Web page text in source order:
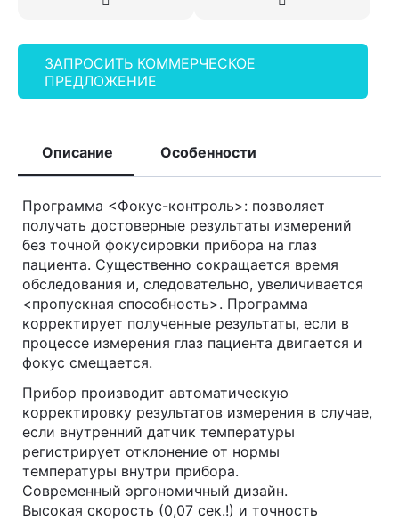
ЗАПРОСИТЬ КОММЕРЧЕСКОЕ
ПРЕДЛОЖЕНИЕ
Описание Особенности
Программа <Фокус-контроль>: позволяет
получать достоверные результаты измерений
без точной фокусировки прибора на глаз
пациента. Существенно сокращается время
обследования и, следовательно, увеличивается
<пропускная способность>. Программа
корректирует полученные результаты, если в
процессе измерения глаз пациента двигается и
фокус смещается.
Прибор производит автоматическую
корректировку результатов измерения в случае,
если внутренний датчик температуры
регистрирует отклонение от нормы
температуры внутри прибора.
Современный эргономичный дизайн.
Высокая скорость (0,07 сек.!) и точность